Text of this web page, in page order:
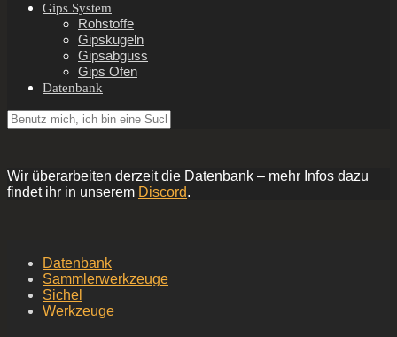
Gips System
Rohstoffe
Gipskugeln
Gipsabguss
Gips Ofen
Datenbank
Wir überarbeiten derzeit die Datenbank – mehr Infos dazu
findet ihr in unserem Discord.
Datenbank
Sammlerwerkzeuge
Sichel
Werkzeuge